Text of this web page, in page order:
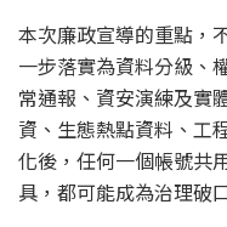
本次廉政宣導的重點，
一步落實為資料分級、
常通報、資安演練及實
資、生態熱點資料、工
化後，任何一個帳號共
具，都可能成為治理破